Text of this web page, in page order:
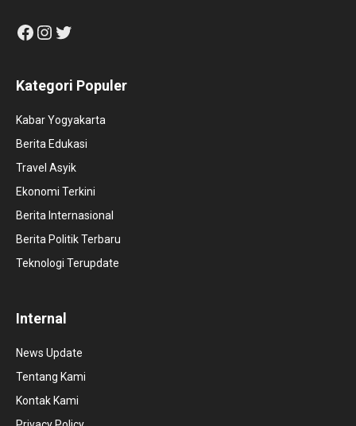
Facebook
Instagram
Twitter
Kategori Populer
Kabar Yogyakarta
Berita Edukasi
Travel Asyik
Ekonomi Terkini
Berita Internasional
Berita Politik Terbaru
Teknologi Terupdate
Internal
News Update
Tentang Kami
Kontak Kami